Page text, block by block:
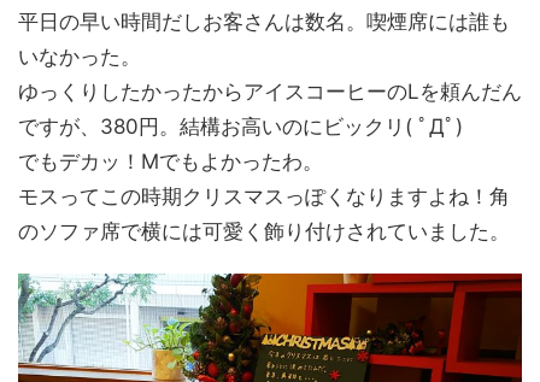
平日の早い時間だしお客さんは数名。喫煙席には誰も
いなかった。
ゆっくりしたかったからアイスコーヒーのLを頼んだん
ですが、380円。結構お高いのにビックリ( ﾟДﾟ)
でもデカッ！Mでもよかったわ。
モスってこの時期クリスマスっぽくなりますよね！角
のソファ席で横には可愛く飾り付けされていました。